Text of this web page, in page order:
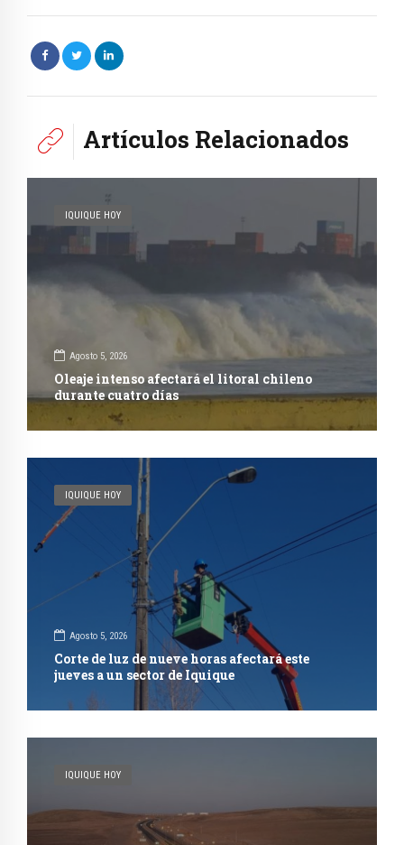
Artículos Relacionados
IQUIQUE HOY
Agosto 5, 2026
Oleaje intenso afectará el litoral chileno
durante cuatro días
IQUIQUE HOY
Agosto 5, 2026
Corte de luz de nueve horas afectará este
jueves a un sector de Iquique
IQUIQUE HOY